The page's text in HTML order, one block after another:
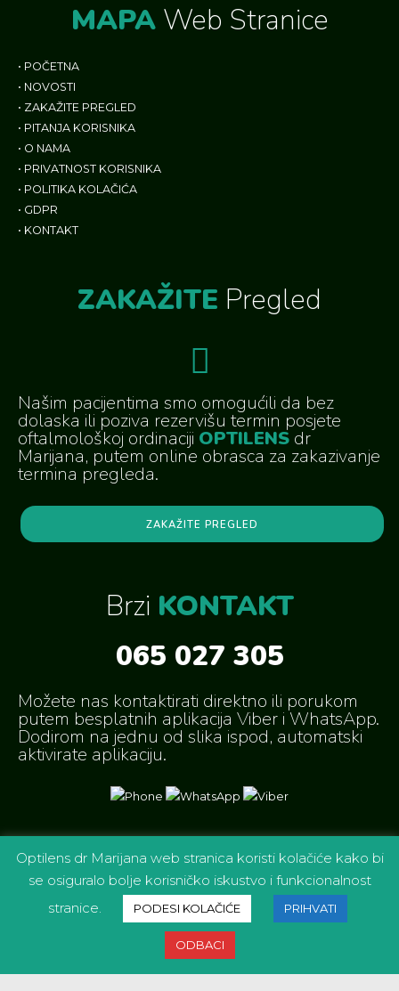
MAPAWeb Stranice
• POČETNA
• NOVOSTI
• ZAKAŽITE PREGLED
• PITANJA KORISNIKA
• O NAMA
• PRIVATNOST KORISNIKA
• POLITIKA KOLAČIĆA
• GDPR
• KONTAKT
ZAKAŽITE Pregled
Našim pacijentima smo omogućili da bez
dolaska ili poziva rezervišu termin posjete
oftalmološkoj ordinaciji OPTILENS dr
Marijana, putem online obrasca za zakazivanje
termina pregleda.
ZAKAŽITE PREGLED
Brzi KONTAKT
065 027 305
Možete nas kontaktirati direktno ili porukom
putem besplatnih aplikacija Viber i WhatsApp.
Dodirom na jednu od slika ispod, automatski
aktivirate aplikaciju.
©Copyright Oftalmološka ordinacijaOPTILENS dr Marijana|
Zadržava sva prava
Product bymariolaWeb
Optilens dr Marijana web stranica koristi kolačiće kako bi
se osiguralo bolje korisničko iskustvo i funkcionalnost
stranice.
PODESI KOLAČIĆE PRIHVATI
ODBACI